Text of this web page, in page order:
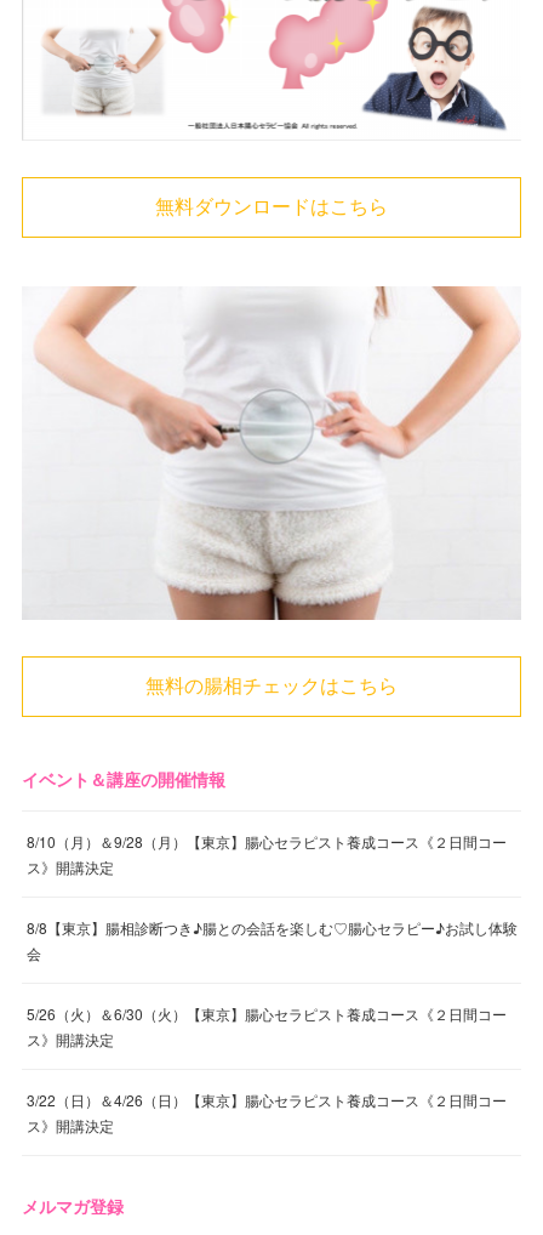
無料ダウンロードはこちら
無料の腸相チェックはこちら
イベント＆講座の開催情報
8/10（月）＆9/28（月）【東京】腸心セラピスト養成コース《２日間コー
ス》開講決定
8/8【東京】腸相診断つき♪腸との会話を楽しむ♡腸心セラピー♪お試し体験
会
5/26（火）＆6/30（火）【東京】腸心セラピスト養成コース《２日間コー
ス》開講決定
3/22（日）＆4/26（日）【東京】腸心セラピスト養成コース《２日間コー
ス》開講決定
メルマガ登録